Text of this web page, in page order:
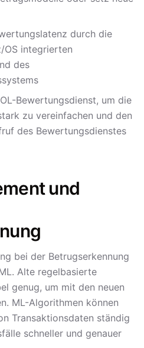
durch die
OS integrierten
des
Bewertungsdienst, um die
zu vereinfachen und den
des Bewertungsdienstes
und
bei der Betrugserkennung
Alte regelbasierte
genug, um mit den neuen
ML-Algorithmen können
Transaktionsdaten ständig
schneller und genauer